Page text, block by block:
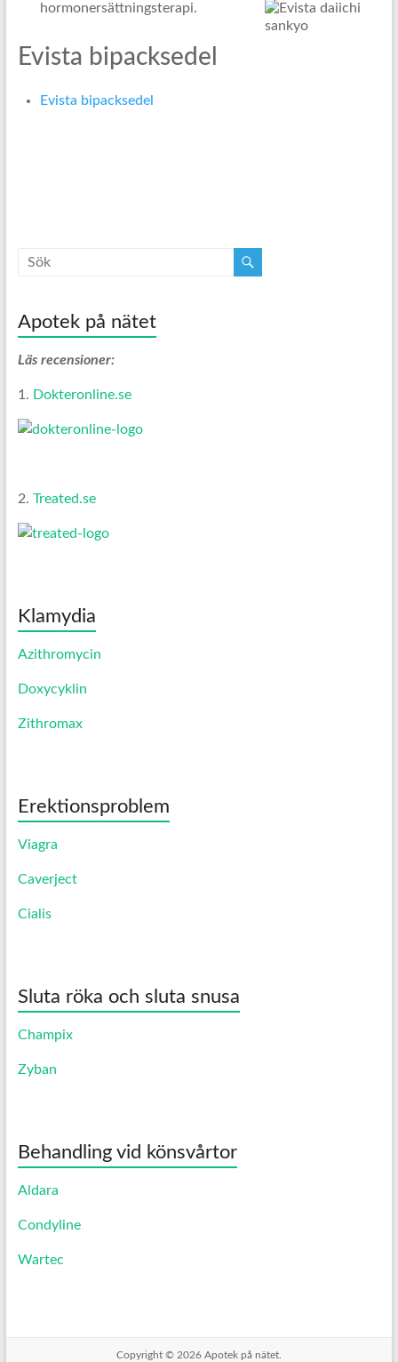
hormonersättningsterapi.
Evista bipacksedel
Evista bipacksedel
Apotek på nätet
Läs recensioner:
1. Dokteronline.se
2. Treated.se
Klamydia
Azithromycin
Doxycyklin
Zithromax
Erektionsproblem
Viagra
Caverject
Cialis
Sluta röka och sluta snusa
Champix
Zyban
Behandling vid könsvårtor
Aldara
Condyline
Wartec
Copyright © 2026 Apotek på nätet.